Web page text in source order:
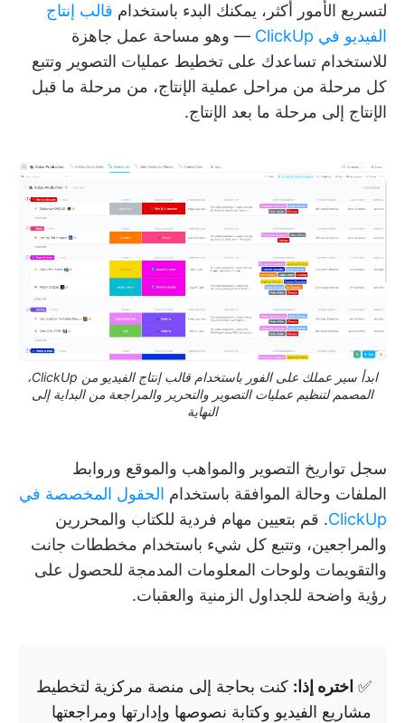
لتسريع الأمور أكثر، يمكنك البدء باستخدام قالب إنتاج
الفيديو في ClickUp
— وهو مساحة عمل جاهزة
للاستخدام تساعدك على تخطيط عمليات التصوير وتتبع
كل مرحلة من مراحل عملية الإنتاج، من مرحلة ما قبل
الإنتاج إلى مرحلة ما بعد الإنتاج.
ابدأ سير عملك على الفور باستخدام قالب إنتاج الفيديو من ClickUp،
المصمم لتنظيم عمليات التصوير والتحرير والمراجعة من البداية إلى
النهاية
سجل تواريخ التصوير والمواهب والموقع وروابط
الملفات وحالة الموافقة باستخدام الحقول المخصصة في
ClickUp. قم بتعيين مهام فردية للكتاب والمحررين
والمراجعين، وتتبع كل شيء باستخدام مخططات جانت
والتقويمات ولوحات المعلومات المدمجة للحصول على
رؤية واضحة للجداول الزمنية والعقبات.
✅ اختره إذا: كنت بحاجة إلى منصة مركزية لتخطيط
مشاريع الفيديو وكتابة نصوصها وإدارتها ومراجعتها